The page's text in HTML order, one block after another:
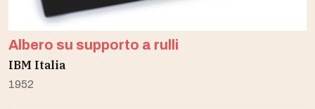
Albero su supporto a rulli
IBM Italia
1952